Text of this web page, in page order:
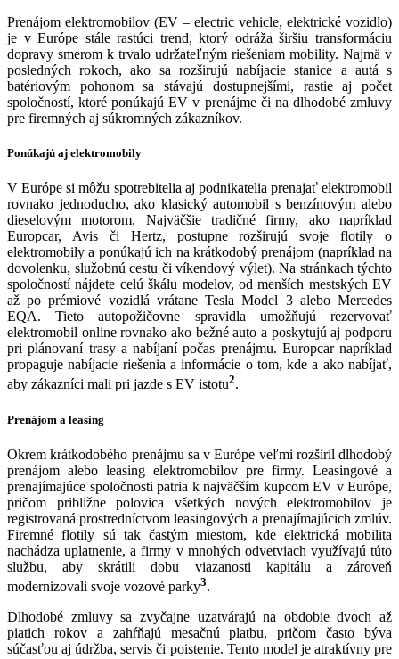
Prenájom elektromobilov (EV – electric vehicle, elektrické vozidlo)
je v Európe stále rastúci trend, ktorý odráža širšiu transformáciu
dopravy smerom k trvalo udržateľným riešeniam mobility. Najmä v
posledných rokoch, ako sa rozširujú nabíjacie stanice a autá s
batériovým pohonom sa stávajú dostupnejšími, rastie aj počet
spoločností, ktoré ponúkajú EV v prenájme či na dlhodobé zmluvy
pre firemných aj súkromných zákazníkov.
Ponúkajú aj elektromobily
V Európe si môžu spotrebitelia aj podnikatelia prenajať elektromobil
rovnako jednoducho, ako klasický automobil s benzínovým alebo
dieselovým motorom. Najväčšie tradičné firmy, ako napríklad
Europcar, Avis či Hertz, postupne rozširujú svoje flotily o
elektromobily a ponúkajú ich na krátkodobý prenájom (napríklad na
dovolenku, služobnú cestu či víkendový výlet). Na stránkach týchto
spoločností nájdete celú škálu modelov, od menších mestských EV
až po prémiové vozidlá vrátane Tesla Model 3 alebo Mercedes
EQA. Tieto autopožičovne spravidla umožňujú rezervovať
elektromobil online rovnako ako bežné auto a poskytujú aj podporu
pri plánovaní trasy a nabíjaní počas prenájmu. Europcar napríklad
propaguje nabíjacie riešenia a informácie o tom, kde a ako nabíjať,
aby zákazníci mali pri jazde s EV istotu2.
Prenájom a leasing
Okrem krátkodobého prenájmu sa v Európe veľmi rozšíril dlhodobý
prenájom alebo leasing elektromobilov pre firmy. Leasingové a
prenajímajúce spoločnosti patria k najväčším kupcom EV v Európe,
pričom približne polovica všetkých nových elektromobilov je
registrovaná prostredníctvom leasingových a prenajímajúcich zmlúv.
Firemné flotily sú tak častým miestom, kde elektrická mobilita
nachádza uplatnenie, a firmy v mnohých odvetviach využívajú túto
službu, aby skrátili dobu viazanosti kapitálu a zároveň
modernizovali svoje vozové parky3.
Dlhodobé zmluvy sa zvyčajne uzatvárajú na obdobie dvoch až
piatich rokov a zahŕňajú mesačnú platbu, pričom často býva
súčasťou aj údržba, servis či poistenie. Tento model je atraktívny pre